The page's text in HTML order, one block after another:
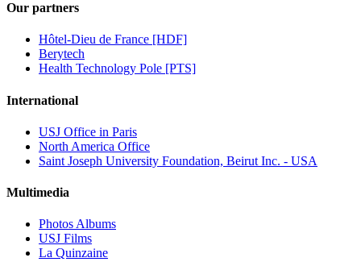
Our partners
Hôtel-Dieu de France [HDF]
Berytech
Health Technology Pole [PTS]
International
USJ Office in Paris
North America Office
Saint Joseph University Foundation, Beirut Inc. - USA
Multimedia
Photos Albums
USJ Films
La Quinzaine